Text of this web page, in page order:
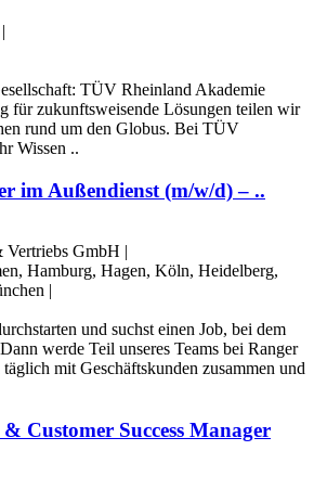
|
TÜV Rheinland Akademie
für zukunftsweisende Lösungen teilen wir
rund um den Globus. Bei TÜV
Wissen ..
im Außendienst (m/w/d) – ..
GmbH |
Hamburg, Hagen, Köln, Heidelberg,
|
und suchst einen Job, bei dem
werde Teil unseres Teams bei Ranger
mit Geschäftskunden zusammen und
Customer Success Manager